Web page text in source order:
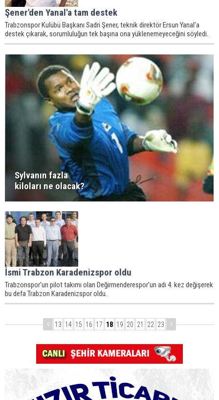
Şener'den Yanal'a tam destek
Trabzonspor Kulübü Başkanı Sadri Şener, teknik direktör Ersun Yanal'a
destek çıkarak, sorumluluğun tek başına ona yüklenemeyeceğini söyledi.
Sylvanın fazla
kiloları ne olacak?
İsmi Trabzon Karadenizspor oldu
Trabzonspor'un pilot takımı olan Değirmenderespor'un adı 4. kez değişerek
bu defa Trabzon Karadenizspor oldu.
13 14 15 16 17 18 19 20 21 22 23